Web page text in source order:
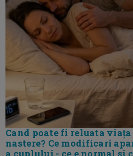
Cand poate fi reluata
nastere? Ce modificari
a cuplului - ce e normal si